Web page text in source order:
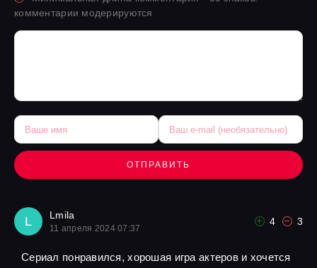
комментарии модерируются
ОТПРАВИТЬ
L Lmila
11 апреля 2024 07:37
4 3
Сериал понравился, хорошая игра актеров и хочется